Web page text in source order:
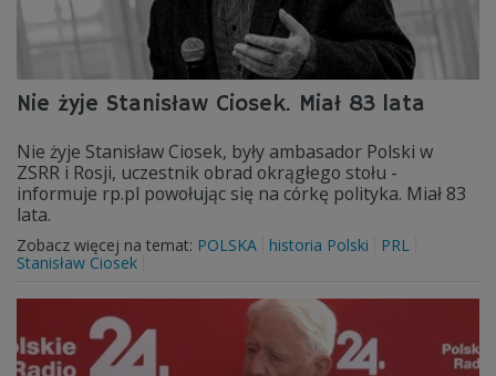
Nie żyje Stanisław Ciosek. Miał 83 lata
Nie żyje Stanisław Ciosek, były ambasador Polski w
ZSRR i Rosji, uczestnik obrad okrągłego stołu -
informuje rp.pl powołując się na córkę polityka. Miał 83
lata.
Zobacz więcej na temat: POLSKA historia Polski
PRL
Stanisław Ciosek